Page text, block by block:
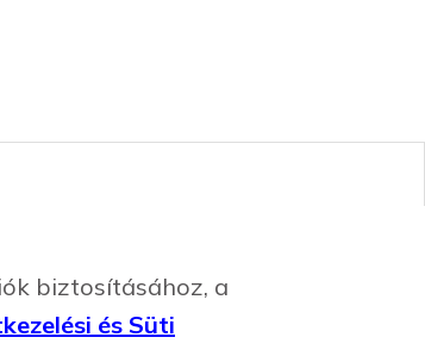
biztosításához, a
és Süti